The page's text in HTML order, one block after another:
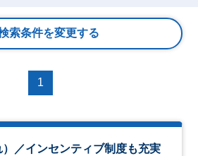
索条件を変更する
1
／インセンティブ制度も充実